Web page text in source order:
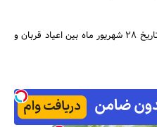
جشنواره فیلم و عکس«چهل چراغ» تا تاریخ 28 شهریور ماه بین اعیاد قربان و